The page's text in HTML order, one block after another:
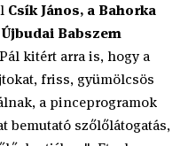
Csík János, a Bahorka
Babszem
kitért arra is, hogy a
friss, gyümölcsös
a pinceprogramok
bemutató szőlőlátogatás,